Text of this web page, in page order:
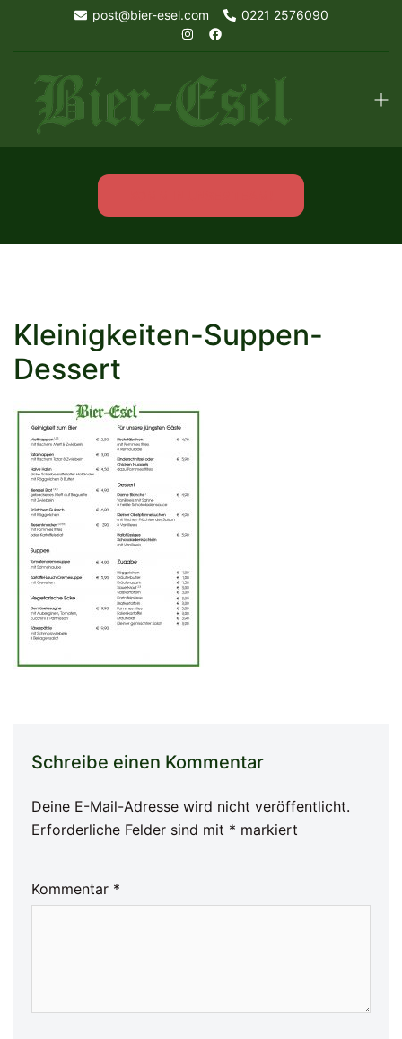
content
post@bier-esel.com 0221 2576090
Kleinigkeiten-Suppen-
Dessert
Schreibe einen Kommentar
Deine E-Mail-Adresse wird nicht veröffentlicht.
Erforderliche Felder sind mit * markiert
Kommentar *